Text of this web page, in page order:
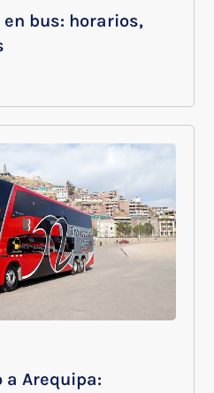
bus: horarios,
a Arequipa: